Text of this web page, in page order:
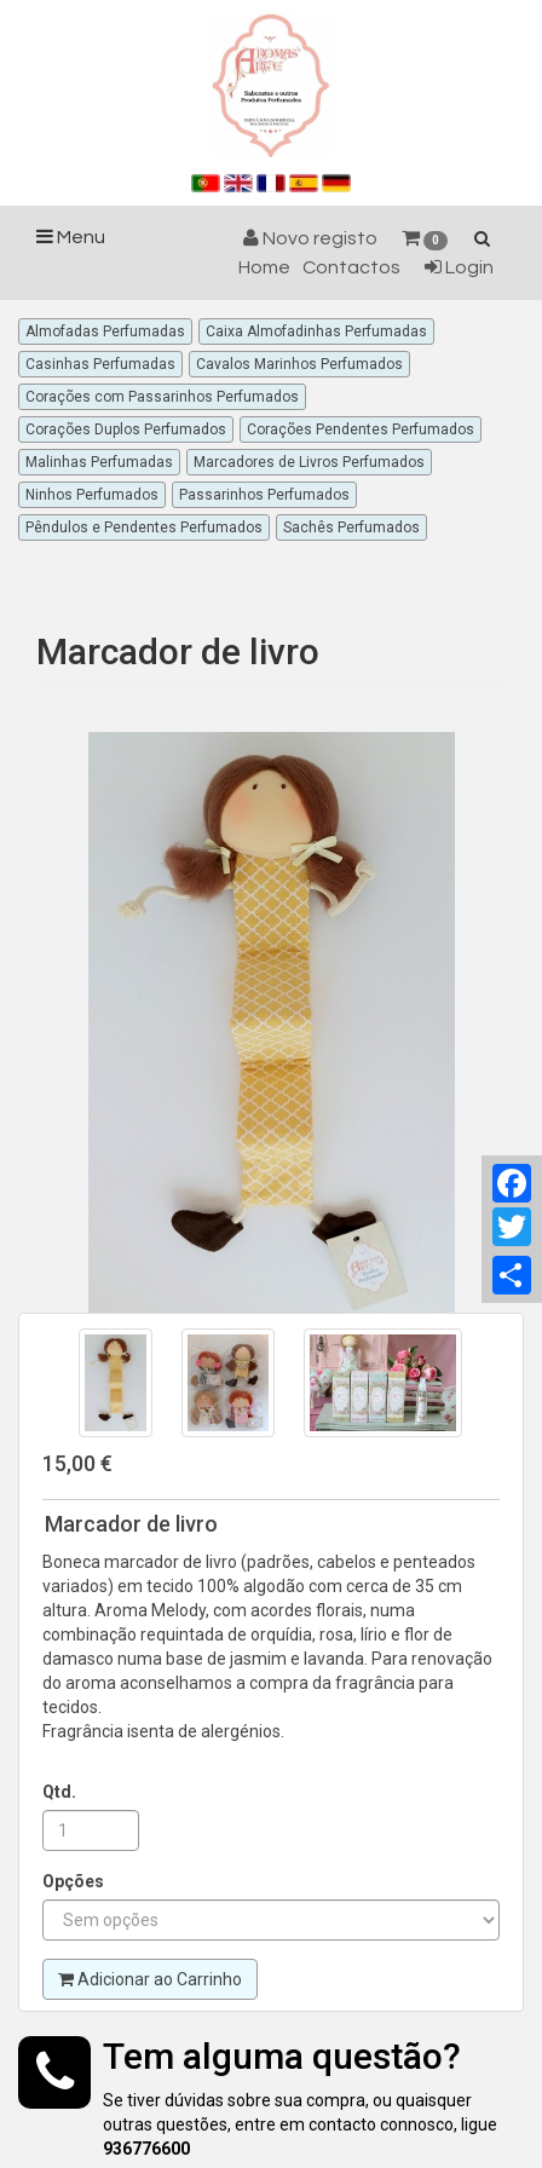
Menu 0
Novo registo
Login
Contactos
Home
Almofadas Perfumadas
Caixa Almofadinhas Perfumadas
Casinhas Perfumadas
Cavalos Marinhos Perfumados
Corações com Passarinhos Perfumados
Corações Duplos Perfumados
Corações Pendentes Perfumados
Malinhas Perfumadas
Marcadores de Livros Perfumados
Ninhos Perfumados
Passarinhos Perfumados
Pêndulos e Pendentes Perfumados
Sachês Perfumados
Marcador de livro
15,00 €
Marcador de livro
Boneca marcador de livro (padrões, cabelos e penteados
variados) em tecido 100% algodão com cerca de 35 cm
altura. Aroma Melody, com acordes florais, numa
combinação requintada de orquídia, rosa, lírio e flor de
damasco numa base de jasmim e lavanda. Para renovação
do aroma aconselhamos a compra da fragrância para
tecidos.
Fragrância isenta de alergénios.
Qtd.
Opções
Adicionar ao Carrinho
Tem alguma questão?
Se tiver dúvidas sobre sua compra, ou quaisquer
outras questões, entre em contacto connosco, ligue
936776600